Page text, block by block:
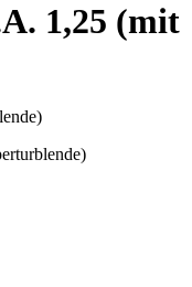
1,25 (mit